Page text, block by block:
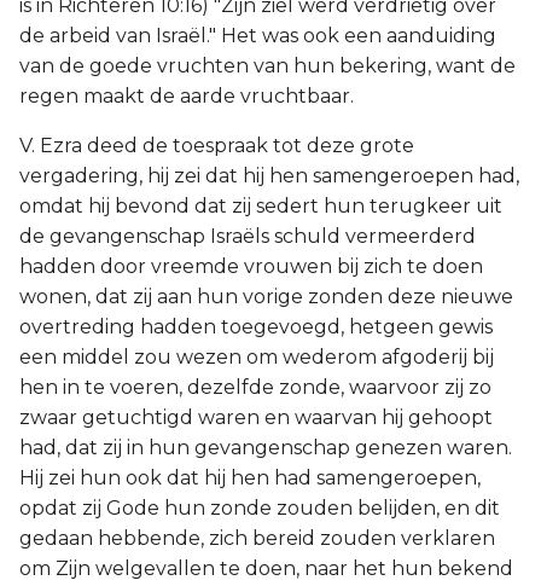
is in Richteren 10:16) "Zijn ziel werd verdrietig over
de arbeid van Israël." Het was ook een aanduiding
van de goede vruchten van hun bekering, want de
regen maakt de aarde vruchtbaar.
V. Ezra deed de toespraak tot deze grote
vergadering, hij zei dat hij hen samengeroepen had,
omdat hij bevond dat zij sedert hun terugkeer uit
de gevangenschap Israëls schuld vermeerderd
hadden door vreemde vrouwen bij zich te doen
wonen, dat zij aan hun vorige zonden deze nieuwe
overtreding hadden toegevoegd, hetgeen gewis
een middel zou wezen om wederom afgoderij bij
hen in te voeren, dezelfde zonde, waarvoor zij zo
zwaar getuchtigd waren en waarvan hij gehoopt
had, dat zij in hun gevangenschap genezen waren.
Hij zei hun ook dat hij hen had samengeroepen,
opdat zij Gode hun zonde zouden belijden, en dit
gedaan hebbende, zich bereid zouden verklaren
om Zijn welgevallen te doen, naar het hun bekend